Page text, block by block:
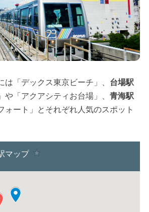
は「デックス東京ビーチ」、 台場駅
や「アクアシティお台場」、 青海駅
ォート」とそれぞれ人気のスポット